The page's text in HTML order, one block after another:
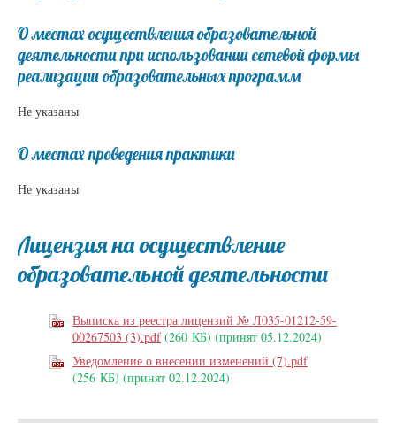
О местах осуществления образовательной
деятельности при использовании сетевой формы
реализации образовательных программ
Не указаны
О местах проведения практики
Не указаны
Лицензия на осуществление
образовательной деятельности
Выписка из реестра лицензий № Л035-01212-59-
00267503 (3).pdf (260 КБ) (принят 05.12.2024)
Уведомление о внесении изменений (7).pdf
(256 КБ) (принят 02.12.2024)